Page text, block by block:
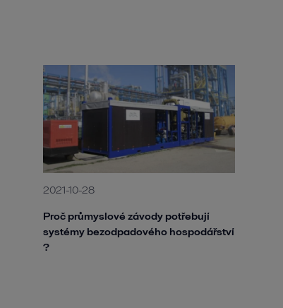
2021-10-28
Proč průmyslové závody potřebují
systémy bezodpadového hospodářství
?